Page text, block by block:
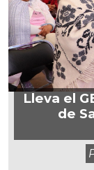
Lleva el
de